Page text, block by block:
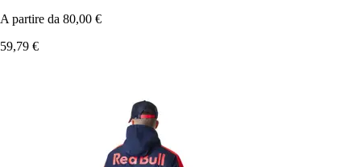
A partire da 80,00 €
59,79 €